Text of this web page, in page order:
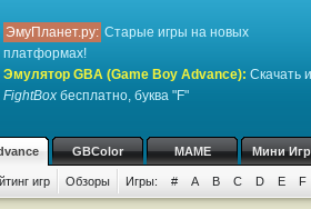
ЭмуПланет.ру: Старые игры на новых
платформах!
Эмулятор GBA (Game Boy Advance): Скачать
FightBox бесплатно, буква "F"
GBColor MAME Мини
игр Обзоры Игры: # A B C D E F